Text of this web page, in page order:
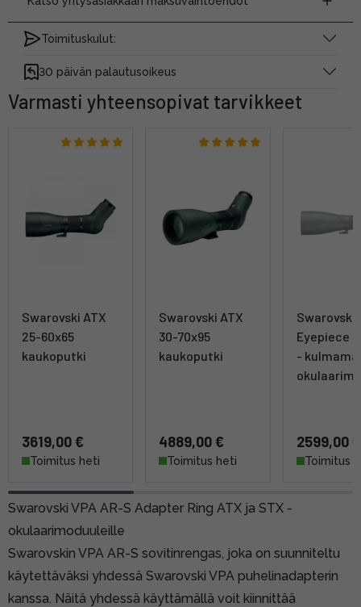
Toimituskulut:
30 päivän palautusoikeus
Varmasti yhteensopivat tarvikkeet
Swarovski ATX
25-60x65
kaukoputki
3619,00 €
Toimitus heti
Swarovski ATX
30-70x95
kaukoputki
4889,00 €
Toimitus heti
Swarovski
Eyepiece
-
2599,00 €
Toimitus
Swarovski VPA AR-S Adapter Ring ATX ja STX -
okulaarimoduuleille
Swarovskin VPA AR-S sovitinrengas, joka on suunniteltu
käytettäväksi yhdessä Swarovski VPA puhelinadapterin
kanssa. Näitä yhdessä käyttämällä voit kiinnittää